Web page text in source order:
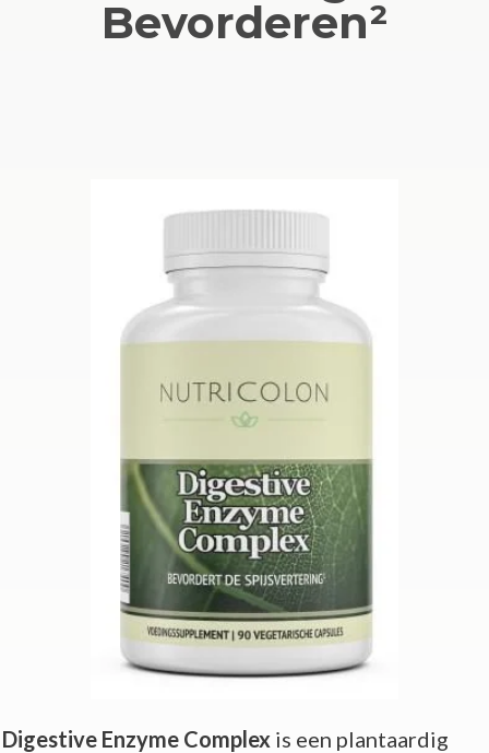
Bevorderen²
Digestive Enzyme Complex is een plantaardig